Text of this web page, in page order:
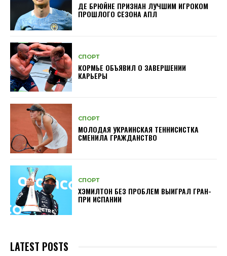
ДЕ БРЮЙНЕ ПРИЗНАН ЛУЧШИМ ИГРОКОМ
ПРОШЛОГО СЕЗОНА АПЛ
СПОРТ
КОРМЬЕ ОБЪЯВИЛ О ЗАВЕРШЕНИИ
КАРЬЕРЫ
СПОРТ
МОЛОДАЯ УКРАИНСКАЯ ТЕННИСИСТКА
СМЕНИЛА ГРАЖДАНСТВО
СПОРТ
ХЭМИЛТОН БЕЗ ПРОБЛЕМ ВЫИГРАЛ ГРАН-
ПРИ ИСПАНИИ
LATEST POSTS